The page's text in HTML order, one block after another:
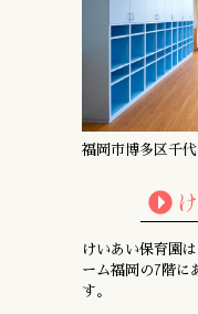
福岡市博多区千
けいあい保育園
ーム福岡の7階に
す。